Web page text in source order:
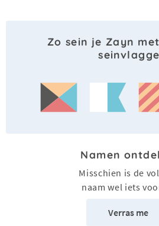
Zo sein je Zayn
Namen
Misschien is de
naam wel iets
Verras me